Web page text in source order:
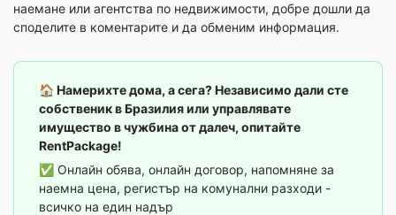
наемане или агентства по недвижимости, добре дошли да
споделите в коментарите и да обменим информация.
🏠 Намерихте дома, а сега? Независимо дали сте
собственик в Бразилия или управлявате
имущество в чужбина от далеч, опитайте
RentPackage!
✅ Онлайн обява, онлайн договор, напомняне за
наемна цена, регистър на комунални разходи -
всичко на един надър